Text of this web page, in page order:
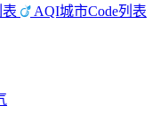
AQI城市Code列表